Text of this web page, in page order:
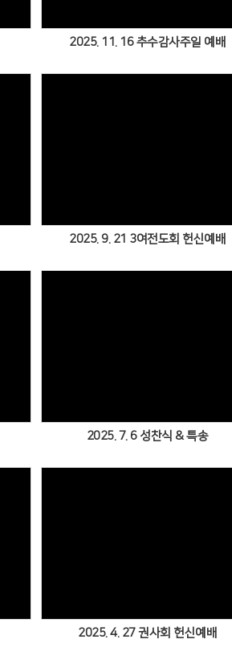
2025. 11. 16 추수감사주일 예배
2025. 9. 21 3여전도회 헌신예배
2025. 7. 6 성찬식 & 특송
2025. 4. 27 권사회 헌신예배